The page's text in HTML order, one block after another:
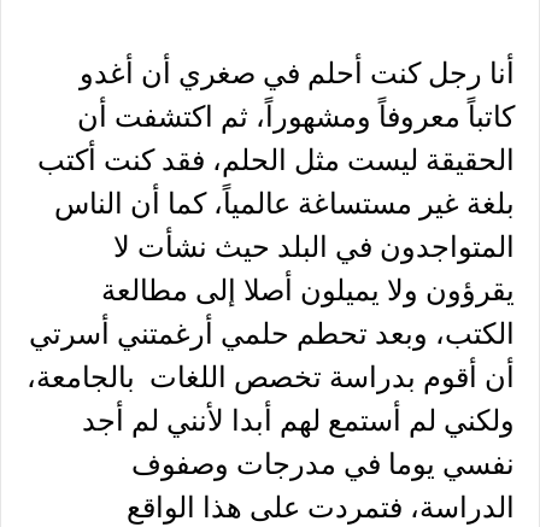
أنا رجل كنت أحلم في صغري أن أغدو
كاتباً معروفاً ومشهوراً، ثم اكتشفت أن
الحقيقة ليست مثل الحلم، فقد كنت أكتب
بلغة غير مستساغة عالمياً، كما أن الناس
المتواجدون في البلد حيث نشأت لا
يقرؤون ولا يميلون أصلا إلى مطالعة
الكتب، وبعد تحطم حلمي أرغمتني أسرتي
أن أقوم بدراسة تخصص اللغات بالجامعة،
ولكني لم أستمع لهم أبدا لأنني لم أجد
نفسي يوما في مدرجات وصفوف
الدراسة، فتمردت على هذا الواقع